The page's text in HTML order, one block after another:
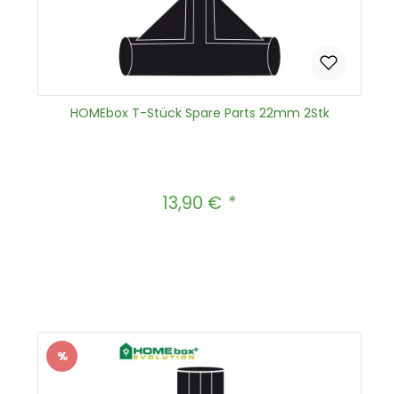
HOMEbox T-Stück Spare Parts 22mm 2Stk
Regulärer Preis:
13,90 €
Rabatt
%